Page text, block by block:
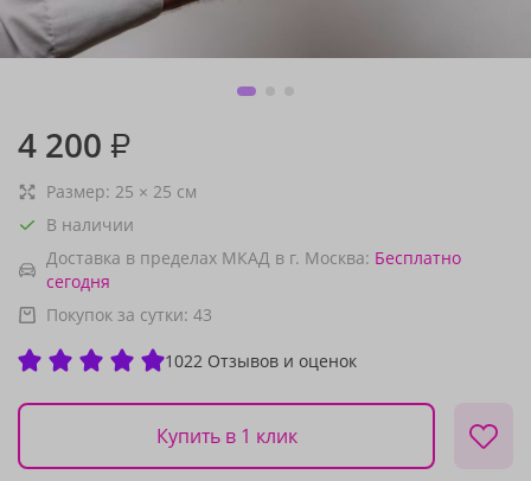
4 200 ₽
Размер: 25 × 25 см
В наличии
Доставка в пределах МКАД в г. Москва: Бесплатно
сегодня
Покупок за сутки: 43
1022 Отзывов и оценок
Купить в 1 клик